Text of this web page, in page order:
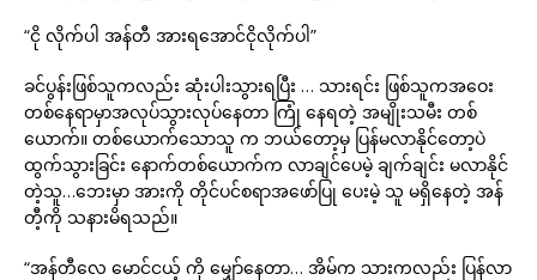
“ငို လိုက်ပါ အန်တီ အားရအောင်ငိုလိုက်ပါ”
ခင်ပွန်းဖြစ်သူကလည်း ဆုံးပါးသွားရပြီး … သားရင်း ဖြစ်သူကအဝေး
တစ်နေရာမှာအလုပ်သွားလုပ်နေတာ ကြုံ နေရတဲ့ အမျိုးသမီး တစ်
ယောက်။ တစ်ယောက်သောသူ က ဘယ်တော့မှ ပြန်မလာနိုင်တော့ပဲ
ထွက်သွားခြင်း နောက်တစ်ယောက်က လာချင်ပေမဲ့ ချက်ချင်း မလာနိုင်
တဲ့သူ…ဘေးမှာ အားကို တိုင်ပင်စရာအဖော်ပြု ပေးမဲ့ သူ မရှိနေတဲ့ အန်
တီ့ကို သနားမိရသည်။
“အန်တီလေ မောင်ငယ့် ကို မျှော်နေတာ… အိမ်က သားကလည်း ပြန်လာ